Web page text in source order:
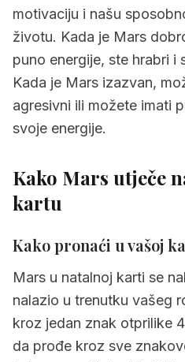
motivaciju i našu
životu. Kada je Mars
puno energije, ste hrabri i
Kada je Mars izazvan,
agresivni ili možete imati
svoje energije.
Kako Mars utječe
kartu
Kako pronaći u vašoj
Mars u natalnoj karti se
nalazio u trenutku vašeg
kroz jedan znak otprilike
da prođe kroz sve